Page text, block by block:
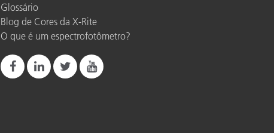
Glossário
Blog de Cores da X-Rite
O que é um espectrofotômetro?